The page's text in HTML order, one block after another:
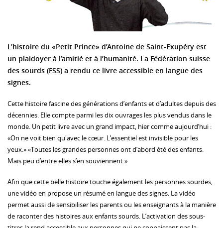
L’histoire du «Petit Prince» d’Antoine de Saint-Exupéry est
un plaidoyer à l’amitié et à l’humanité. La Fédération suisse
des sourds (FSS) a rendu ce livre accessible en langue des
signes.
Cette histoire fascine des générations d’enfants et d’adultes depuis des
décennies. Elle compte parmi les dix ouvrages les plus vendus dans le
monde. Un petit livre avec un grand impact, hier comme aujourd’hui :
«On ne voit bien qu'avec le cœur. L’essentiel est invisible pour les
yeux.» «Toutes les grandes personnes ont d’abord été des enfants.
Mais peu d’entre elles s’en souviennent.»
Afin que cette belle histoire touche également les personnes sourdes,
une vidéo en propose un résumé en langue des signes. La vidéo
permet aussi de sensibiliser les parents ou les enseignants à la manière
de raconter des histoires aux enfants sourds. L’activation des sous-